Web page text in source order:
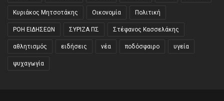
Κυριάκος Μητσοτάκης Οικονομία Πολιτική
ΡΟΗ ΕΙΔΗΣΕΩΝ ΣΥΡΙΖΑ ΠΣ Στέφανος Κασσελάκης
αθλητισμός ειδήσεις νέα ποδόσφαιρο υγεία
ψυχαγωγία